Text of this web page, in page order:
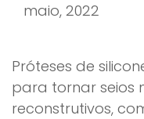
maio, 2022
Próteses de
para tornar seios
reconstrutivos,